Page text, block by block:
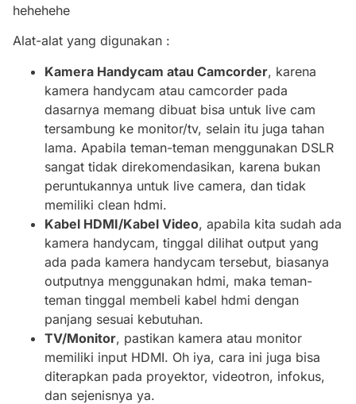
hehehehe
Alat-alat yang digunakan :
Kamera Handycam atau Camcorder, karena
kamera handycam atau camcorder pada
dasarnya memang dibuat bisa untuk live cam
tersambung ke monitor/tv, selain itu juga tahan
lama. Apabila teman-teman menggunakan DSLR
sangat tidak direkomendasikan, karena bukan
peruntukannya untuk live camera, dan tidak
memiliki clean hdmi.
Kabel HDMI/Kabel Video, apabila kita sudah ada
kamera handycam, tinggal dilihat output yang
ada pada kamera handycam tersebut, biasanya
outputnya menggunakan hdmi, maka teman-
teman tinggal membeli kabel hdmi dengan
panjang sesuai kebutuhan.
TV/Monitor, pastikan kamera atau monitor
memiliki input HDMI. Oh iya, cara ini juga bisa
diterapkan pada proyektor, videotron, infokus,
dan sejenisnya ya.